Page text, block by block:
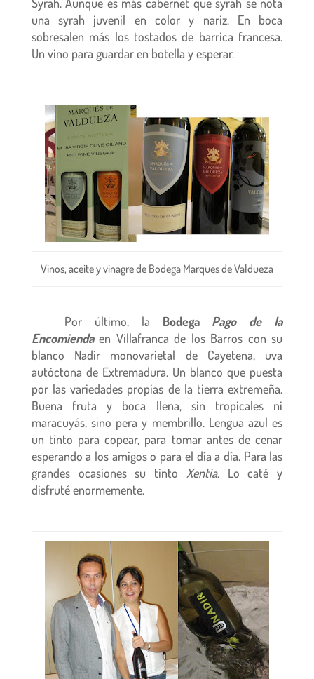
una syrah juvenil en color y nariz. En boca
sobresalen más los tostados de barrica francesa.
Un vino para guardar en botella y esperar.
Vinos, aceite y vinagre de Bodega Marques de Valdueza
Por último, la BodegaPago
de la
Encomiendaen Villafranca de los Barros con su
blanco Nadir monovarietal de Cayetena, uva
autóctona de Extremadura. Un blanco que puesta
por las variedades propias de la tierra extremeña.
Buena fruta y boca llena, sin tropicales ni
maracuyás, sino pera y membrillo. Lengua azul es
un tinto para copear, para tomar antes de cenar
esperando a los amigos o para el día a día. Para las
grandes ocasiones su tinto Xentia. Lo caté y
disfruté enormemente.